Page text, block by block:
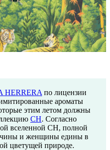
HERRERA по лицензии
ароматы
этим летом должны
CH. Согласно
вселенной CH, полной
и женщины едины в
цветущей природе.